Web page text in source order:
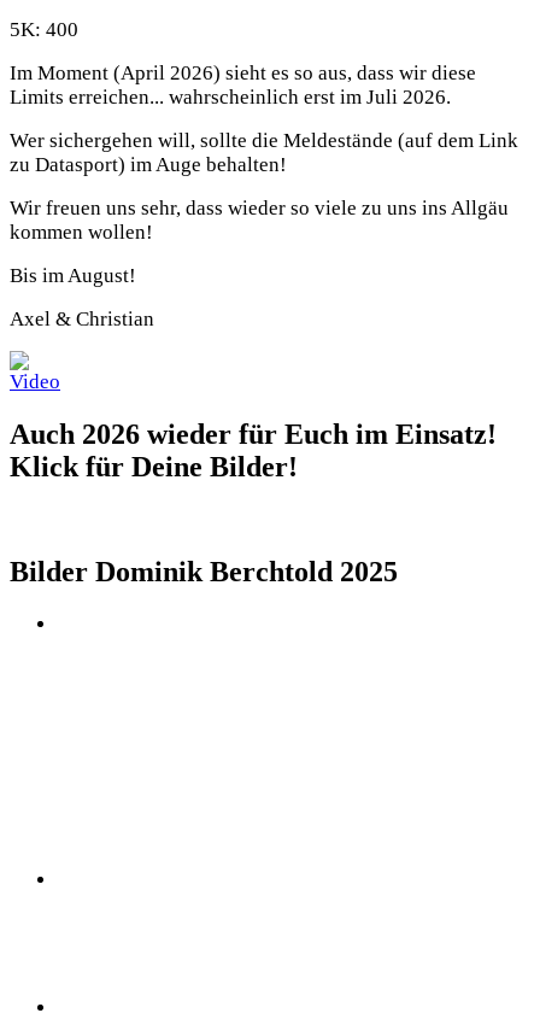
5K: 400
Im Moment (April 2026) sieht es so aus, dass wir diese
Limits erreichen... wahrscheinlich erst im Juli 2026.
Wer sichergehen will, sollte die Meldestände (auf dem Link
zu Datasport) im Auge behalten!
Wir freuen uns sehr, dass wieder so viele zu uns ins Allgäu
kommen wollen!
Bis im August!
Axel & Christian
Auch 2026 wieder für Euch im Einsatz!
Klick für Deine Bilder!
Bilder Dominik Berchtold 2025